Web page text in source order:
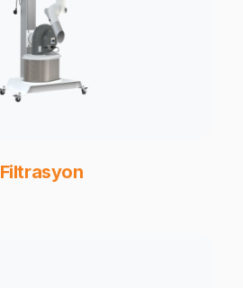
Filtrasyon